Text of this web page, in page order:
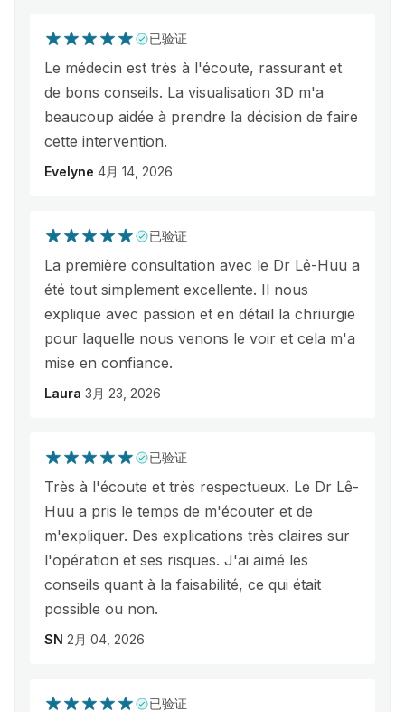
已验证
Le médecin est très à l'écoute, rassurant et
de bons conseils. La visualisation 3D m'a
beaucoup aidée à prendre la décision de faire
cette intervention.
Evelyne 4月 14, 2026
已验证
La première consultation avec le Dr Lê-Huu a
été tout simplement excellente. Il nous
explique avec passion et en détail la chriurgie
pour laquelle nous venons le voir et cela m'a
mise en confiance.
Laura 3月 23, 2026
已验证
Très à l'écoute et très respectueux. Le Dr Lê-
Huu a pris le temps de m'écouter et de
m'expliquer. Des explications très claires sur
l'opération et ses risques. J'ai aimé les
conseils quant à la faisabilité, ce qui était
possible ou non.
SN 2月 04, 2026
已验证